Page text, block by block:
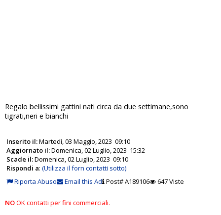
Regalo bellissimi gattini nati circa da due settimane,sono
tigrati,neri e bianchi
Inserito il:Martedì, 03 Maggio, 2023 09:10
Aggiornato il:Domenica, 02 Luglio, 2023 15:32
Scade il:Domenica, 02 Luglio, 2023 09:10
Rispondi a: (Utilizza il forn contatti sotto)
Riporta Abuso
Email this Ad Post# A189106 647 Viste
NOOK contatti per fini commerciali.